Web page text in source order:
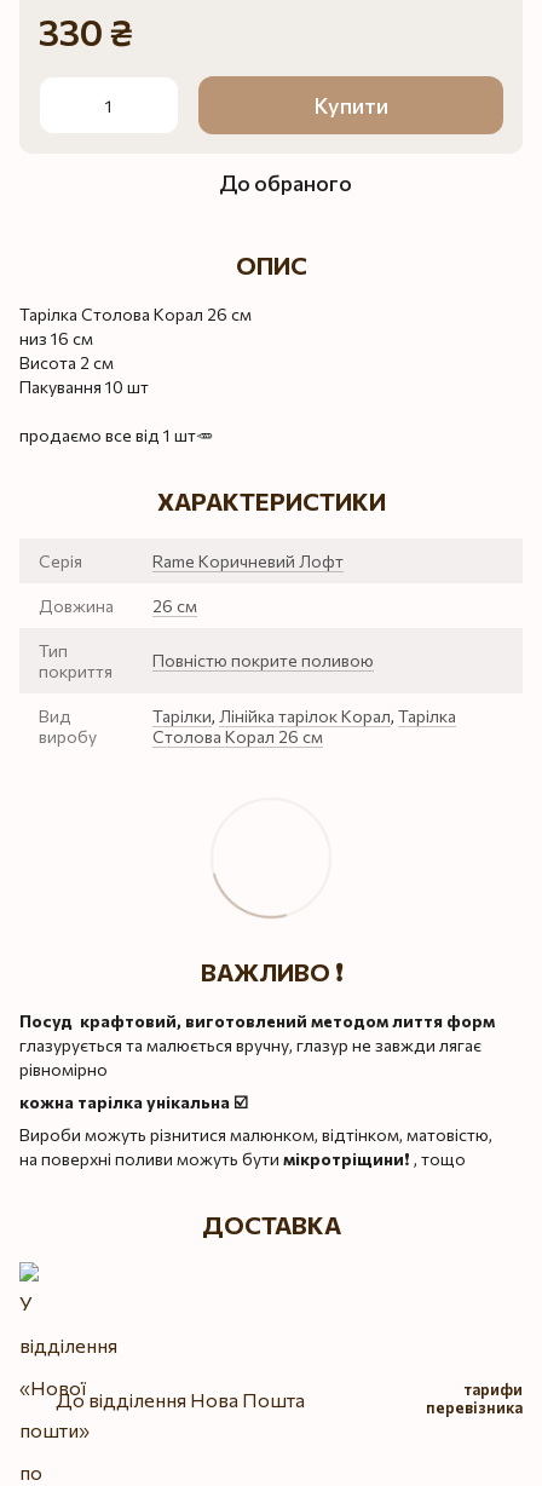
330 ₴
Купити
До обраного
ОПИС
Тарілка Столова Корал 26 см
низ 16 см
Висота 2 см
Пакування 10 шт
продаємо все від 1 шт🥕
ХАРАКТЕРИСТИКИ
Серія Rame Коричневий Лофт
Довжина 26 см
Тип
покриття
Повністю покрите поливою
Вид
виробу
Тарілки, Лінійка тарілок Корал, Тарілка
Столова Корал 26 см
ВАЖЛИВО ❗️
Посуд крафтовий, виготовлений методом лиття форм
глазурується та малюється вручну, глазур не завжди лягає
рівномірно
кожна тарілка унікальна ☑️
Вироби можуть різнитися малюнком, відтінком, матовістю,
на поверхні поливи можуть бути мікротріщини❗️ , тощо
ДОСТАВКА
До відділення Нова Пошта
тарифи
перевізника